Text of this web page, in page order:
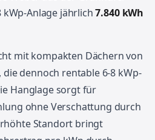
Anlage jährlich7.840 kWh
mit kompakten Dächern von
, die dennoch rentable 6-8 kWp-
Hanglage sorgt für
ohne Verschattung durch
Standort bringt